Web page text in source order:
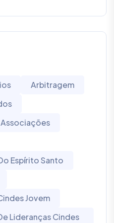
Arbitragem
Associações
Espírito Santo
Jovem
Lideranças Cindes